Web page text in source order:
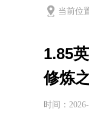
当前位
1.85
修炼
时间：